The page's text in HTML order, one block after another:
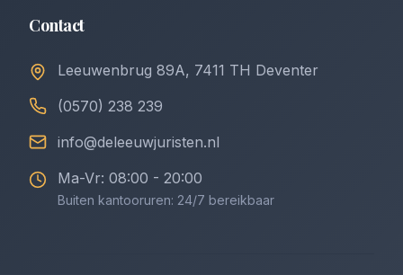
Contact
Leeuwenbrug 89A, 7411 TH Deventer
(0570) 238 239
info@deleeuwjuristen.nl
Ma-Vr: 08:00 - 20:00
Buiten kantooruren: 24/7 bereikbaar